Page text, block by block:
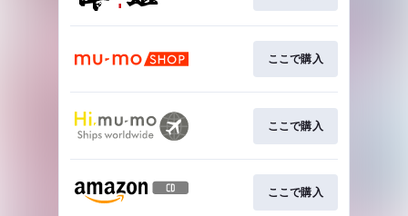
ここで購入
ここで購入
ここで購入